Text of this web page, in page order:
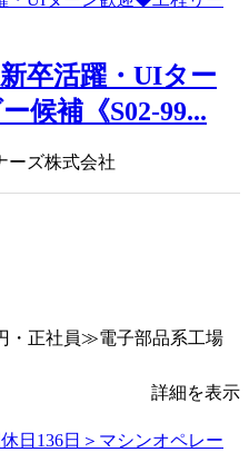
卒活躍・UIター
候補《S02-99...
ーズ株式会社
・正社員≫電子部品系工場
詳細を表示